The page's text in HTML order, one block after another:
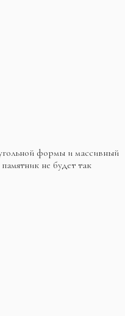
формы и массивный
не будет так